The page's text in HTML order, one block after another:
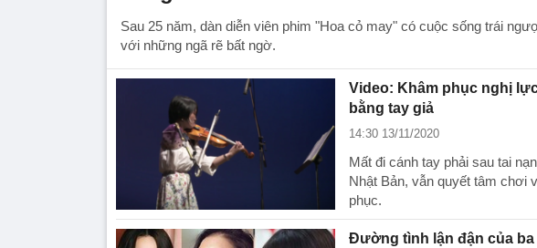
Sau 25 năm, dàn diễn viên phim "Hoa cỏ may" có cuộc sống trái
với những ngã rẽ bất ngờ.
Video: Khâm phục nghị
bằng tay giả
14:30 13/11/2020
Mất đi cánh tay phải sau tai
Nhật Bản, vẫn quyết tâm chơi
phục.
Đường tình lận đận của